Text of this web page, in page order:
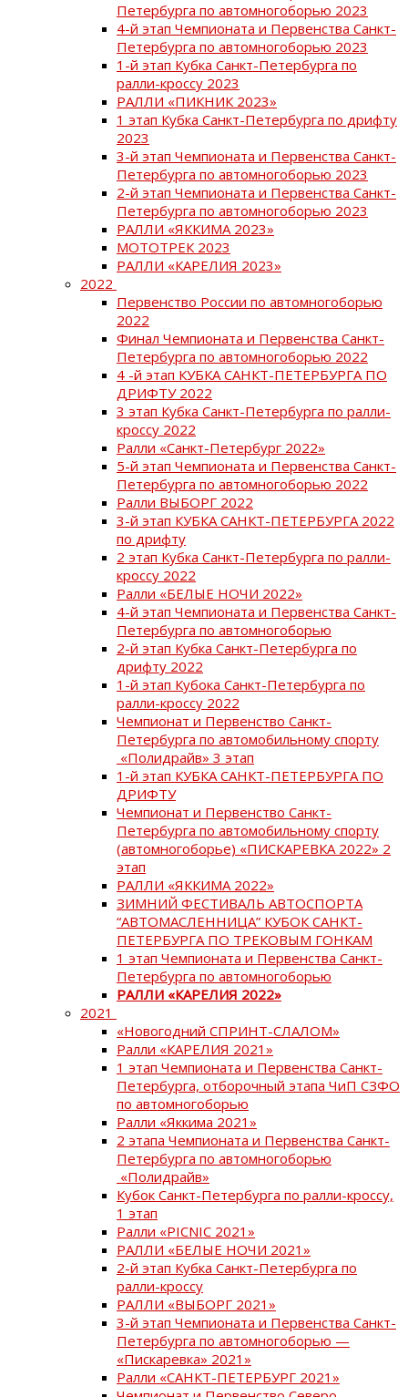
Петербурга по автомногоборью 2023
4-й этап Чемпионата и Первенства Санкт-
Петербурга по автомногоборью 2023
1-й этап Кубка Санкт-Петербурга по
ралли-кроссу 2023
РАЛЛИ «ПИКНИК 2023»
1 этап Кубка Санкт-Петербурга по дрифту
2023
3-й этап Чемпионата и Первенства Санкт-
Петербурга по автомногоборью 2023
2-й этап Чемпионата и Первенства Санкт-
Петербурга по автомногоборью 2023
РАЛЛИ «ЯККИМА 2023»
МОТОТРЕК 2023
РАЛЛИ «КАРЕЛИЯ 2023»
2022
Первенство России по автомногоборью
2022
Финал Чемпионата и Первенства Санкт-
Петербурга по автомногоборью 2022
4 -й этап КУБКА САНКТ-ПЕТЕРБУРГА ПО
ДРИФТУ 2022
3 этап Кубка Санкт-Петербурга по ралли-
кроссу 2022
Ралли «Санкт-Петербург 2022»
5-й этап Чемпионата и Первенства Санкт-
Петербурга по автомногоборью 2022
Ралли ВЫБОРГ 2022
3-й этап КУБКА САНКТ-ПЕТЕРБУРГА 2022
по дрифту
2 этап Кубка Санкт-Петербурга по ралли-
кроссу 2022
Ралли «БЕЛЫЕ НОЧИ 2022»
4-й этап Чемпионата и Первенства Санкт-
Петербурга по автомногоборью
2-й этап Кубка Санкт-Петербурга по
дрифту 2022
1-й этап Кубока Санкт-Петербурга по
ралли-кроссу 2022
Чемпионат и Первенство Санкт-
Петербурга по автомобильному спорту
«Полидрайв» 3 этап
1-й этап КУБКА САНКТ-ПЕТЕРБУРГА ПО
ДРИФТУ
Чемпионат и Первенство Санкт-
Петербурга по автомобильному спорту
(автомногоборье) «ПИСКАРЕВКА 2022» 2
этап
РАЛЛИ «ЯККИМА 2022»
ЗИМНИЙ ФЕСТИВАЛЬ АВТОСПОРТА
“АВТОМАСЛЕННИЦА” КУБОК САНКТ-
ПЕТЕРБУРГА ПО ТРЕКОВЫМ ГОНКАМ
1 этап Чемпионата и Первенства Санкт-
Петербурга по автомногоборью
РАЛЛИ «КАРЕЛИЯ 2022»
2021
«Новогодний СПРИНТ-СЛАЛОМ»
Ралли «КАРЕЛИЯ 2021»
1 этап Чемпионата и Первенства Санкт-
Петербурга, отборочный этапа ЧиП СЗФО
по автомногоборью
Ралли «Яккима 2021»
2 этапа Чемпионата и Первенства Санкт-
Петербурга по автомногоборью
«Полидрайв»
Кубок Санкт-Петербурга по ралли-кроссу,
1 этап
Ралли «PICNIC 2021»
РАЛЛИ «БЕЛЫЕ НОЧИ 2021»
2-й этап Кубка Санкт-Петербурга по
ралли-кроссу
РАЛЛИ «ВЫБОРГ 2021»
3-й этап Чемпионата и Первенства Санкт-
Петербурга по автомногоборью —
«Пискаревка» 2021»
Ралли «САНКТ-ПЕТЕРБУРГ 2021»